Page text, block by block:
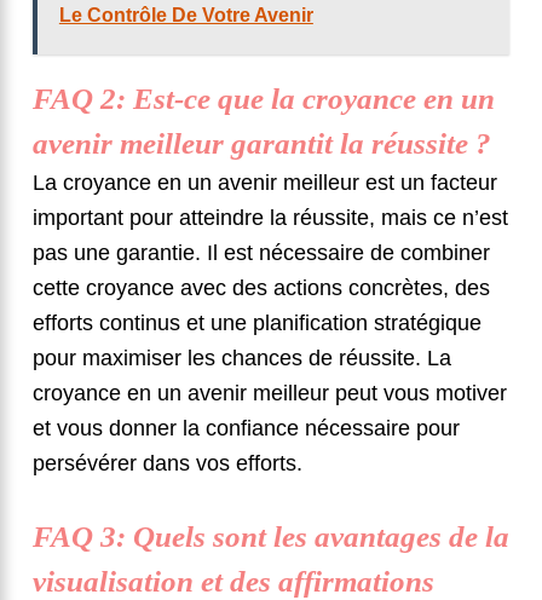
Le Contrôle De Votre Avenir
FAQ 2: Est-ce que la croyance en un
avenir meilleur garantit la réussite ?
La croyance en un avenir meilleur est un facteur
important pour atteindre la réussite, mais ce n’est
pas une garantie. Il est nécessaire de combiner
cette croyance avec des actions concrètes, des
efforts continus et une planification stratégique
pour maximiser les chances de réussite. La
croyance en un avenir meilleur peut vous motiver
et vous donner la confiance nécessaire pour
persévérer dans vos efforts.
FAQ 3: Quels sont les avantages de la
visualisation et des affirmations